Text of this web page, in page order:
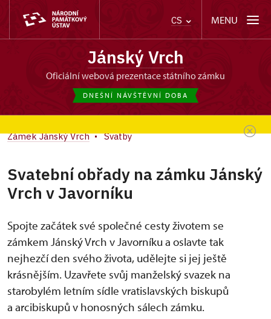
CS MENU
Jánský Vrch
oficiální webová prezentace státního zámku
DNEŠNÍ NÁVŠTĚVNÍ DOBA
Zámek Jánský Vrch Svatby
Svatební obřady na zámku Jánský
Vrch v Javorníku
Spojte začátek své společné cesty životem se
zámkem Jánský Vrch v Javorníku a oslavte tak
nejhezčí den svého života, udělejte si jej ještě
krásnějším. Uzavřete svůj manželský svazek na
starobylém letním sídle vratislavských biskupů
a arcibiskupů v honosných sálech zámku.